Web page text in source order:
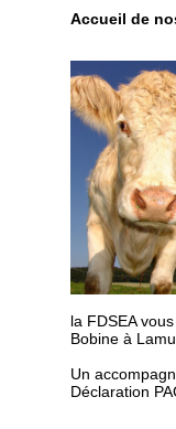
Accueil de
la FDSEA
Bobine à
Un
Déclaration